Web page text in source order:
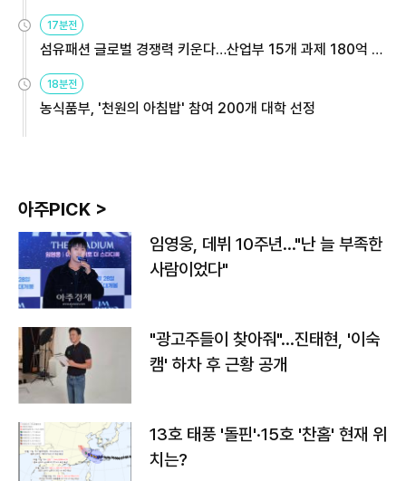
용해야
17분전
섬유패션 글로벌 경쟁력 키운다…산업부 15개 과제 180억 지
원
18분전
농식품부, '천원의 아침밥' 참여 200개 대학 선정
아주PICK >
임영웅, 데뷔 10주년…"난 늘 부족한
사람이었다"
"광고주들이 찾아줘"…진태현, '이숙
캠' 하차 후 근황 공개
13호 태풍 '돌핀'·15호 '찬홈' 현재 위
치는?